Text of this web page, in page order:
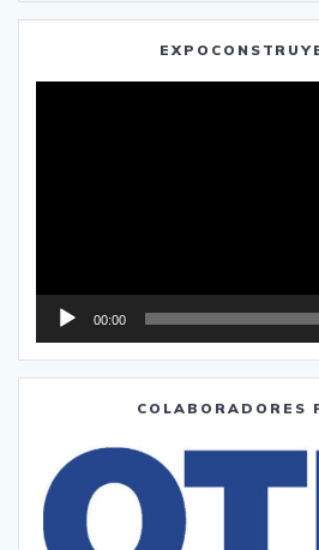
00:00
COLABORADORES